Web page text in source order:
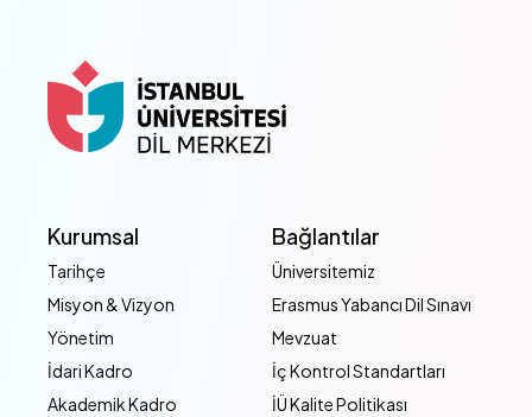
Kurumsal
Tarihçe
Misyon & Vizyon
Yönetim
İdari Kadro
Akademik Kadro
Bağlantılar
Üniversitemiz
Erasmus Yabancı Dil Sınavı
Mevzuat
İç Kontrol Standartları
İÜ Kalite Politikası